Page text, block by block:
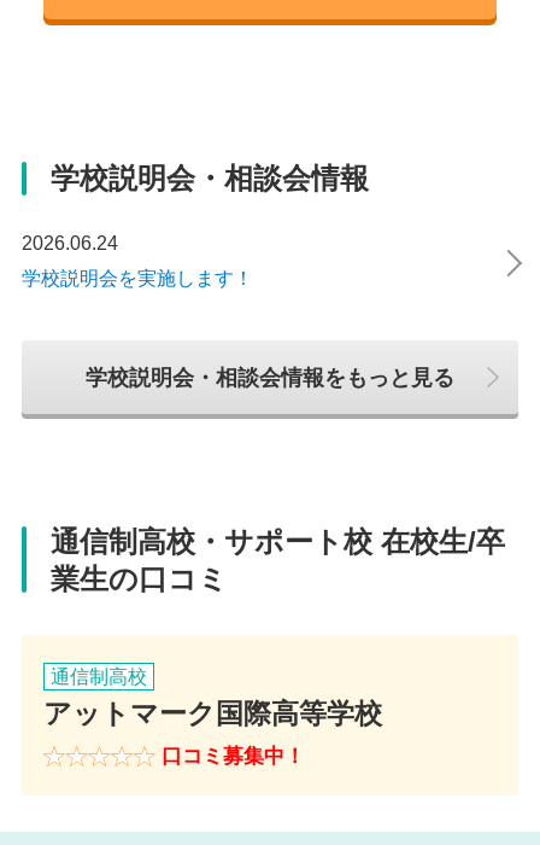
電話番号
058-216-1281
住所
アクセス
学校説明会・相談会情報
2026.06.24
学校説明会を実施します！
学校説明会・相談会情報をもっと見る
通信制高校・サポート校 在校生/卒
業生の口コミ
通信制高校
アットマーク国際高等学校
口コミ募集中！